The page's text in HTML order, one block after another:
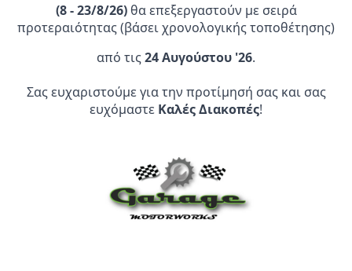
Επίσημος Αντιπρόσωπος:
(8 - 23/8/26)θα επεξεργαστούν με σειρά
προτεραιότητας (βάσει χρονολογικής τοποθέτησης)
από τις24 Αυγούστου '26.
Σας ευχαριστούμε για την προτίμησή σας και σας
ευχόμαστε Καλές Διακοπές!